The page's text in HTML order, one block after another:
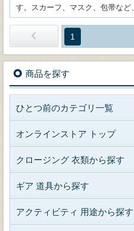
す。スカーフ、マスク、包帯など
1
商品を探す
ひとつ前のカテゴリ一覧
オンラインストア トップ
クロージング 衣類から探す
ギア 道具から探す
アクティビティ 用途から探す